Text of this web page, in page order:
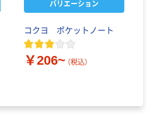
バリエーション
コクヨ ポケットノート
￥206~ （税込）